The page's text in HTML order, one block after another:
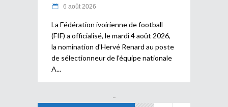
6 août 2026
La Fédération ivoirienne de football
(FIF) a officialisé, le mardi 4 août 2026,
la nomination d'Hervé Renard au poste
de sélectionneur de l'équipe nationale
A